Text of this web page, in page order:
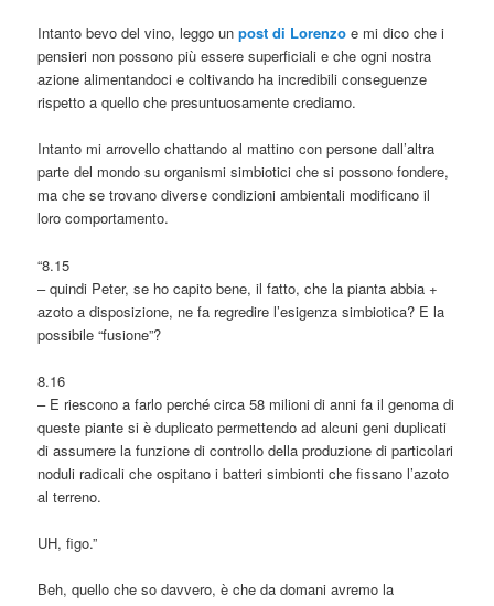
Intanto bevo del vino, leggo unpost di Lorenzo e mi dico che i
pensieri non possono più essere superficiali e che ogni nostra
azione alimentandoci e coltivando ha incredibili conseguenze
rispetto a quello che presuntuosamente crediamo.
Intanto mi arrovello chattando al mattino con persone dall’altra
parte del mondo su organismi simbiotici che si possono fondere,
ma che se trovano diverse condizioni ambientali modificano il
loro comportamento.
“8.15
– quindi Peter, se ho capito bene, il fatto, che la pianta abbia +
azoto a disposizione, ne fa regredire l’esigenza simbiotica? E la
possibile “fusione”?
8.16
– E riescono a farlo perché circa 58 milioni di anni fa il genoma di
queste piante si è duplicato permettendo ad alcuni geni duplicati
di assumere la funzione di controllo della produzione di particolari
noduli radicali che ospitano i batteri simbionti che fissano l’azoto
al terreno.
UH, figo.”
Beh, quello che so davvero, è che da domani avremo la